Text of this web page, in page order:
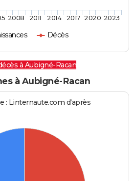
Décès
2008 2011 2014 2017 2020 2023
à Aubigné-Racan
à Aubigné-Racan
: Linternaute.com d'après